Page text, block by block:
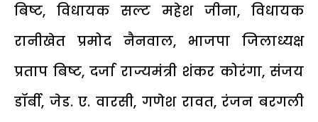
बिष्ट, विधायक सल्ट महेश जीना, विधायक
रानीखेत प्रमोद नैनवाल, भाजपा जिलाध्यक्ष
प्रताप बिष्ट, दर्जा राज्यमंत्री शंकर कोरंगा, संजय
डॉर्बी, जेड. ए. वारसी, गणेश रावत, रंजन बरगली